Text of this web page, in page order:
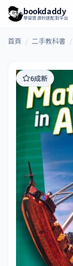
bookdaddy
學習資源秒速配對平台
首頁 / 二手教科書 /
6成新